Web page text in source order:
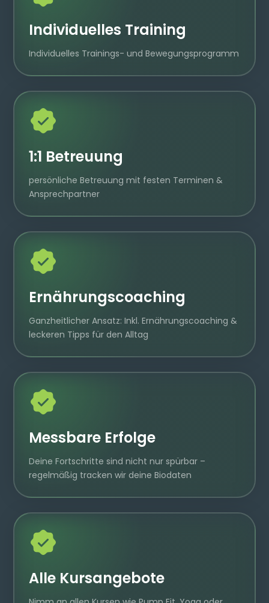
Individuelles Training
Individuelles Trainings- und Bewegungsprogramm
1:1 Betreuung
persönliche Betreuung mit festen Terminen &
Ansprechpartner
Ernährungscoaching
Ganzheitlicher Ansatz: Inkl. Ernährungscoaching &
leckeren Tipps für den Alltag
Messbare Erfolge
Deine Fortschritte sind nicht nur spürbar –
regelmäßig tracken wir deine Biodaten
Alle Kursangebote